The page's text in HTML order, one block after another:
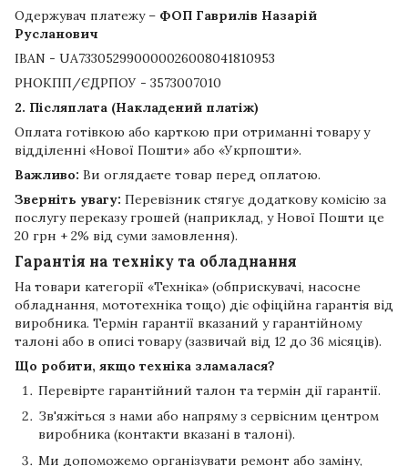
Одержувач платежу – ФОП Гаврилів Назарій
Русланович
IBAN - UA733052990000026008041810953
РНОКПП/ЄДРПОУ - 3573007010
2. Післяплата (Накладений платіж)
Оплата готівкою або карткою при отриманні товару у
відділенні «Нової Пошти» або «Укрпошти».
Важливо: Ви оглядаєте товар перед оплатою.
Зверніть увагу: Перевізник стягує додаткову комісію за
послугу переказу грошей (наприклад, у Нової Пошти це
20 грн + 2% від суми замовлення).
Гарантія на техніку та обладнання
На товари категорії «Техніка» (обприскувачі, насосне
обладнання, мототехніка тощо) діє офіційна гарантія від
виробника. Термін гарантії вказаний у гарантійному
талоні або в описі товару (зазвичай від 12 до 36 місяців).
Що робити, якщо техніка зламалася?
Перевірте гарантійний талон та термін дії гарантії.
Зв'яжіться з нами або напряму з сервісним центром
виробника (контакти вказані в талоні).
Ми допоможемо організувати ремонт або заміну,